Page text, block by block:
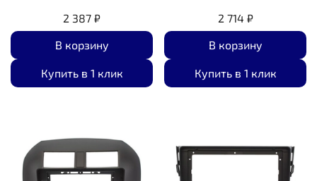
2 387 ₽
В корзину
Купить в 1 клик
2 714 ₽
В корзину
Купить в 1 клик